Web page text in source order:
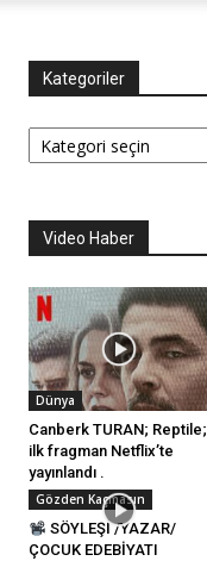
Kategoriler
Kategoriler
Video Haber
Dünya
Canberk TURAN; Reptile;
ilk fragman Netflix’te
yayınlandı .
Gözden Kaçmasın
SÖYLEŞİ /YAZAR/
ÇOCUK EDEBİYATI